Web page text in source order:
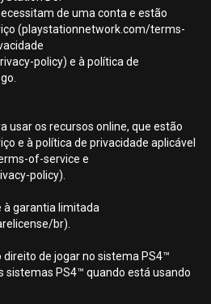
de uma conta e estão
(playstationnetwork.com/terms-
policy) e à política de
usar os recursos online, que estão
e à política de privacidade aplicável
of-service e
policy).
à garantia limitada
br).
direito de jogar no sistema PS4™
sistemas PS4™ quando está usando